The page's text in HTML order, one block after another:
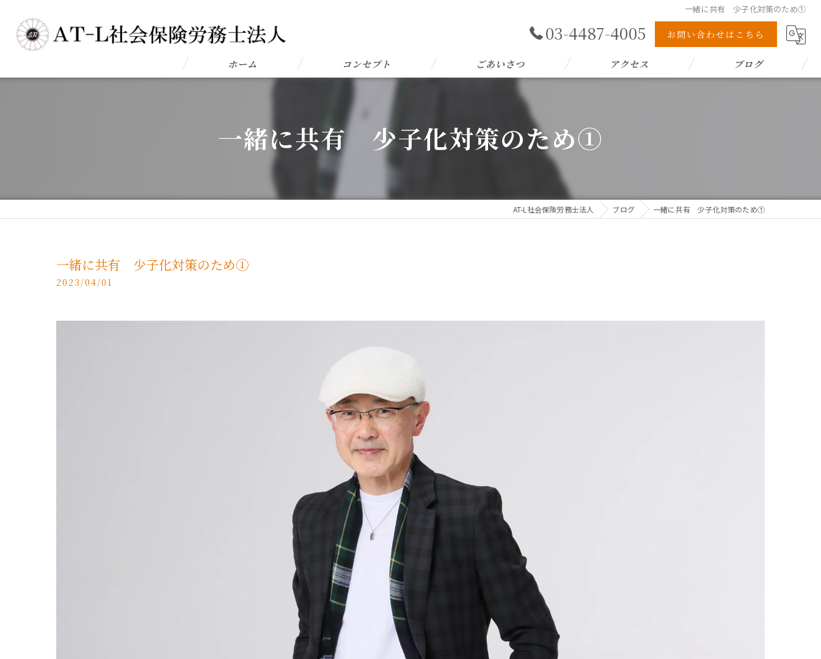
一緒に共有 少子化対策のため①
03-4487-4005 お問い合わせはこちら
ホーム コンセプト ごあいさつ アクセス ブログ
一緒に共有 少子化対策のため①
AT-L社会保険労務士法人 ブログ 一緒に共有 少子化対策のため①
一緒に共有 少子化対策のため①
2023/04/01